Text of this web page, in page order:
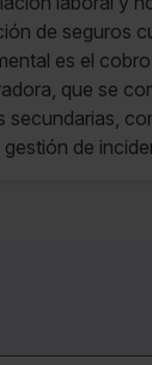
de seguros
es el
que se
secundarias,
gestión de